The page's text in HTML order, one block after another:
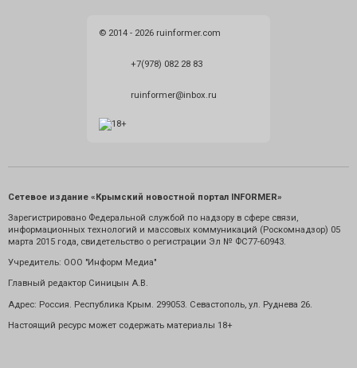
© 2014 - 2026 ruinformer.com
+7(978) 082 28 83
ruinformer@inbox.ru
Сетевое издание «Крымский новостной портал INFORMER»
Зарегистрировано Федеральной службой по надзору в сфере связи,
информационных технологий и массовых коммуникаций (Роскомнадзор) 05
марта 2015 года, свидетельство о регистрации Эл № ФС77-60943.
Учредитель: ООО "Информ Медиа"
Главный редактор Синицын А.В.
Адрес: Россия. Республика Крым. 299053. Севастополь, ул. Руднева 26.
Настоящий ресурс может содержать материалы 18+